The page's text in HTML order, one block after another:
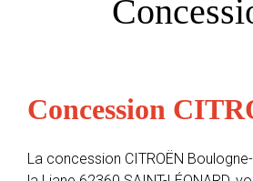
Concession
La concession CITROËN